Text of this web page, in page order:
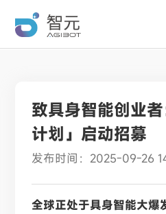
致具身智能创业
计划」启动招募
发布时间：2025-09-26
全球正处于具身智能大爆